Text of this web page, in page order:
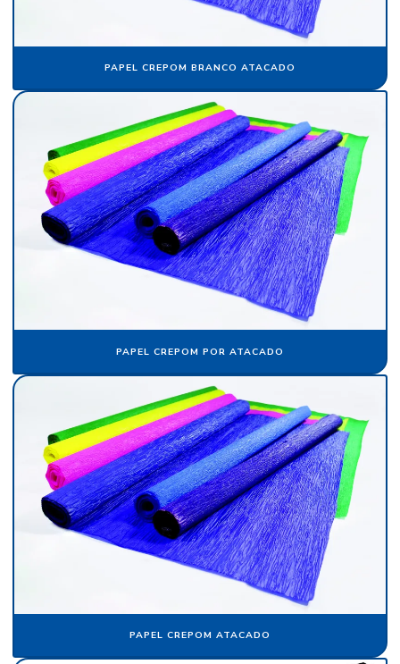
Flocos de nylon
Flocos de nylon comprar
Folha de papel camurça
Folha de papel crepom parafinado
Folha de papel de seda atacado
Folha de papel veludo
Fornecedor de cartolina camurça
Fornecedor de crepom parafinado
Fornecedor de floco de nylon
Fornecedor de papel camurça
Fornecedor de papel crepom
Fornecedor de papel crepom parafinado
Fornecedor de papel veludo
Fornecedor de veludo
PAPEL CREPOM BRANCO ATACADO
PAPEL CREPOM POR ATACADO
PAPEL CREPOM ATACADO